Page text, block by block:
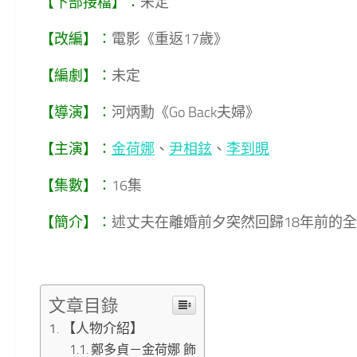
【改編】： 電影《重返17歲》
【編劇】： 未定
【導演】： 河炳勳《Go Back夫婦》
【主演】： 金荷娜 、 尹相鉉 、 李到晛
【集數】： 16集
【簡介】： 述丈夫在離婚前夕突然回歸18年前的
文章目錄
【人物介紹】
鄭多貞－金荷娜 飾